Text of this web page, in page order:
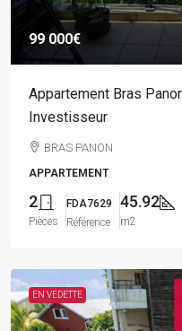
99 000€
Appartement Bras
Investisseur
BRAS PANON
APPARTEMENT
2
Pièces
FDA7629
Référence
45.92
m2
EN VEDETTE